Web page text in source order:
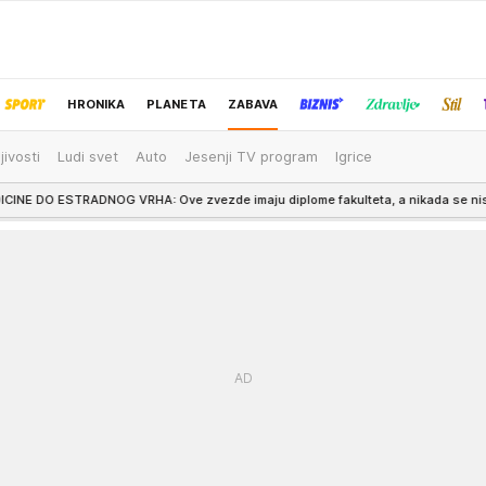
HRONIKA PLANETA ZABAVA
IZBOR UREDNIKA
Ludi svet Auto Jesenji TV program Igrice
VRHA: Ove zvezde imaju diplome fakulteta, a nikada se nisu bavile svojim